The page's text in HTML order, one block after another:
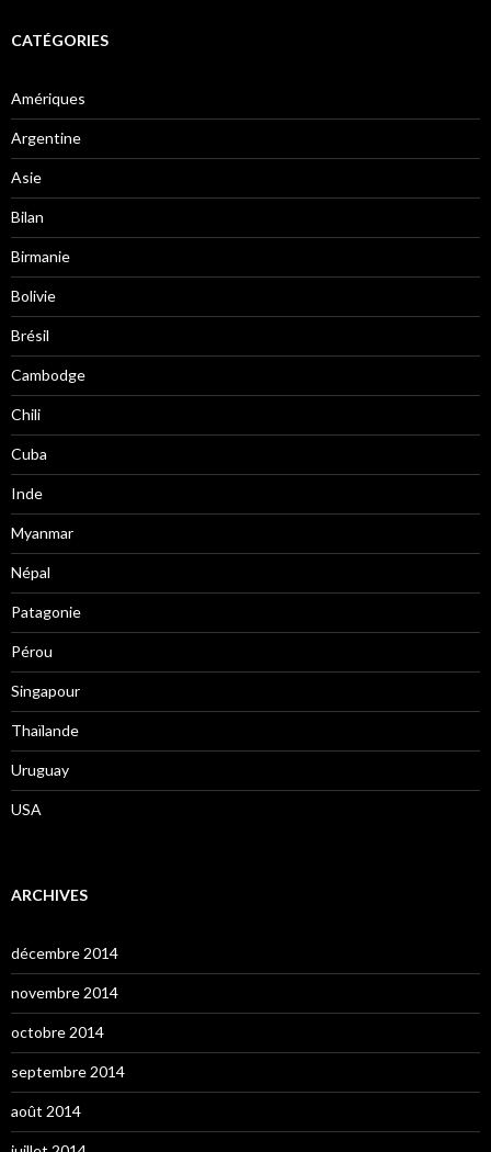
CATÉGORIES
Amériques
Argentine
Asie
Bilan
Birmanie
Bolivie
Brésil
Cambodge
Chili
Cuba
Inde
Myanmar
Népal
Patagonie
Pérou
Singapour
Thaïlande
Uruguay
USA
ARCHIVES
décembre 2014
novembre 2014
octobre 2014
septembre 2014
août 2014